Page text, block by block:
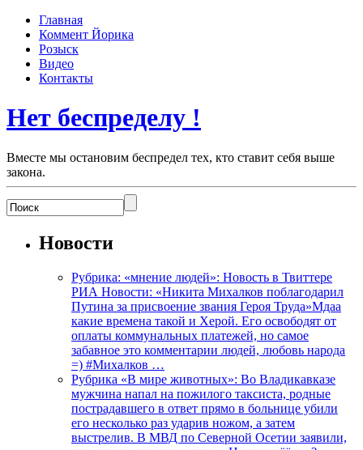
Главная
Коммент Йорика
Розыск
Видео
Контакты
Нет беспределу !
Вместе мы остановим беспредел тех, кто ставит себя выше
закона.
Новости
Рубрика: «мнение людей»: Новость в Твиттере
РИА Новости: «Никита Михалков поблагодарил
Путина за присвоение звания Героя Труда»Мдаа
какие времена такой и Херой. Его освободят от
оплаты коммунальных платежей, но самое
забавное это комментарии людей, любовь народа
=) #Михалков …
Рубрика «В мире животных»: Во Владикавказе
мужчина напал на пожилого таксиста, родные
пострадавшего в ответ прямо в больнице убили
его несколько раз ударив ножом, а затем
выстрелив. В МВД по Северной Осетии заявили,